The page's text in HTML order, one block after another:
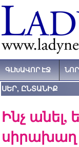
ԳԼԽԱՎՈՐ ԷՋ
ՍԵՐ, ԸՆՏԱՆԻՔ
Ինչ անել,
սիրախաղ